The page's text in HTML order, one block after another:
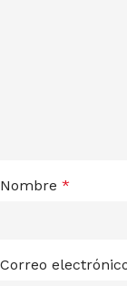
Nombre *
Correo